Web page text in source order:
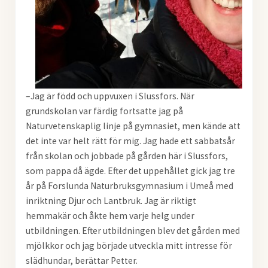
–Jag är född och uppvuxen i Slussfors. När
grundskolan var färdig fortsatte jag på
Naturvetenskaplig linje på gymnasiet, men kände att
det inte var helt rätt för mig. Jag hade ett sabbatsår
från skolan och jobbade på gården här i Slussfors,
som pappa då ägde. Efter det uppehållet gick jag tre
år på Forslunda Naturbruksgymnasium i Umeå med
inriktning Djur och Lantbruk. Jag är riktigt
hemmakär och åkte hem varje helg under
utbildningen. Efter utbildningen blev det gården med
mjölkkor och jag började utveckla mitt intresse för
slädhundar, berättar Petter.